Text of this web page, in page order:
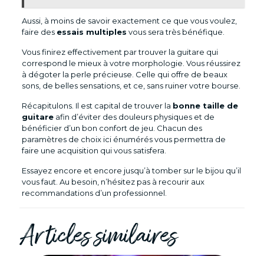
Aussi, à moins de savoir exactement ce que vous voulez,
faire des essais multiples vous sera très bénéfique.
Vous finirez effectivement par trouver la guitare qui
correspond le mieux à votre morphologie. Vous réussirez
à dégoter la perle précieuse. Celle qui offre de beaux
sons, de belles sensations, et ce, sans ruiner votre bourse.
Récapitulons. Il est capital de trouver la bonne taille de
guitareafin d’éviter des douleurs physiques et de
bénéficier d’un bon confort de jeu. Chacun des
paramètres de choix ici énumérés vous permettra de
faire une acquisition qui vous satisfera.
Essayez encore et encore jusqu’à tomber sur le bijou qu’il
vous faut. Au besoin, n’hésitez pas à recourir aux
recommandations d’un professionnel.
Articles similaires